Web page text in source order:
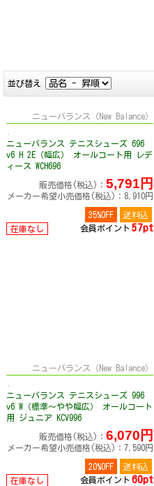
並び替え
ニューバランス（New Balance）
ニューバランス テニスシューズ 696
v6 H 2E（幅広） オールコート用 レデ
ィース WCH696
販売価格(税込)： 5,791円
メーカー希望小売価格(税込)：8,910円
35%OFF
送料込
在庫なし
会員ポイント 57pt
ニューバランス（New Balance）
ニューバランス テニスシューズ 996
v6 W（標準～やや幅広） オールコート
用 ジュニア KCV996
販売価格(税込)： 6,070円
メーカー希望小売価格(税込)：7,590円
20%OFF
送料込
在庫なし
会員ポイント 60pt